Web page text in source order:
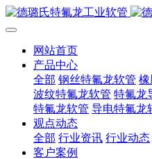
网站首页
产品中心
全部 钢丝特氟龙软管 橡
波纹特氟龙软管 特氟龙
特氟龙软管 导电特氟龙
观点动态
全部 行业资讯 行业动态
客户案例